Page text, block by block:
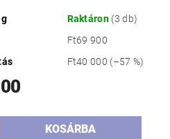
Raktáron (3 db)
Ft69 900
Ft40 000 (–57 %)